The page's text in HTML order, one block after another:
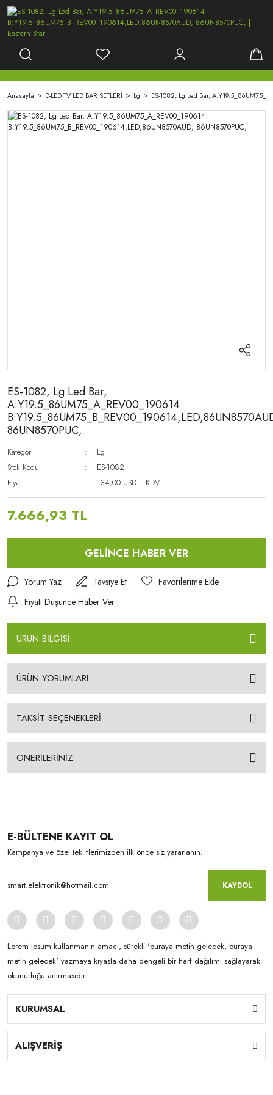
Anasayfa D-LED TV LED BAR SETLERİ Lg ES-1082, Lg Led Bar,
ES-1082, Lg Led Bar,
A:Y19.5_86UM75_A_REV00_190614
86UN8570PUC,
Kategori
Lg
Stok Kodu
ES-1082
Fiyat
134,00 USD + KDV
7.666,93 TL
GELİNCE HABER VER
Yorum Yaz
Tavsiye Et
Fiyatı Düşünce Haber Ver
ÜRÜN BİLGİSİ
ÜRÜN YORUMLARI
TAKSİT SEÇENEKLERİ
ÖNERİLERİNİZ
E-BÜLTENE KAYIT OL
Kampanya ve özel tekliflerimizden ilk önce siz yararlanın.
KAYDOL
Lorem Ipsum kullanmanın amacı, sürekli 'buraya metin gelecek, buraya
metin gelecek' yazmaya kıyasla daha dengeli bir harf dağılımı sağlayarak
okunurluğu artırmasıdır.
KURUMSAL
ALIŞVERİŞ